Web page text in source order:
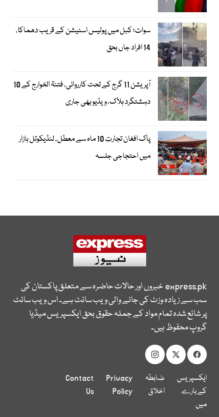
سوات؛ کبل میں پولیس اسٹیشن کے قریب دھماکا،
14 افراد جاں بحق
آپریشن 11 گرج کے تحت کارروائی، فتنۃ الخوارج کے 10
دہشتگرد ہلاک، ویڈیو بھی جاری
پاک افغان تجارت 10 ماہ سے معطل، لنڈیکوتل بازار
میں احتجاجی جلسہ
express.pkخبروں اور حالات حاضرہ سے متعلق پاکستان کی
سب سے زیادہ وزٹ کی جانے والی ویب سائٹ ہے۔ اس ویب سائٹ
پر شائع شدہ تمام مواد کے جملہ حقوق بحق ایکسپریس میڈیا
گروپ محفوظ ہیں۔
ایکسپریس
کے بارے
میں
ضابطہ
اخلاق
Privacy
Policy
Contact
Us